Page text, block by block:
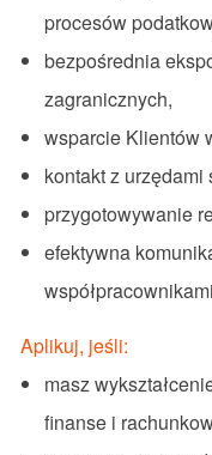
procesów
bezpośrednia
zagranicznych,
wsparcie Klientów
kontakt z urzędami
przygotowywanie
efektywna
Aplikuj, jeśli:
masz
finanse i